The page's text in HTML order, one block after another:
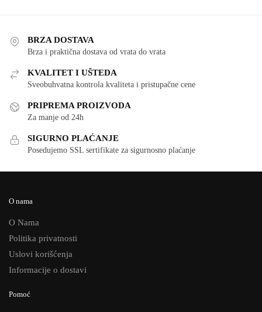
BRZA DOSTAVA
Brza i praktična dostava od vrata do vrata
KVALITET I UŠTEDA
Sveobuhvatna kontrola kvaliteta i pristupačne cene
PRIPREMA PROIZVODA
Za manje od 24h
SIGURNO PLAĆANJE
Posedujemo SSL sertifikate za sigurnosno plaćanje
O nama
O Nama
Politika privatnosti
Uslovi korišćenja
Informacije o dostavi
Pomoć